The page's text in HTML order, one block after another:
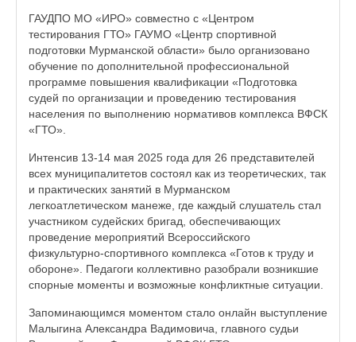
ГАУДПО МО «ИРО» совместно с «Центром
тестирования ГТО» ГАУМО «Центр спортивной
подготовки Мурманской области» было организовано
обучение по дополнительной профессиональной
программе повышения квалификации «Подготовка
судей по организации и проведению тестирования
населения по выполнению нормативов комплекса ВФСК
«ГТО».
Интенсив 13-14 мая 2025 года для 26 представителей
всех муниципалитетов состоял как из теоретических, так
и практических занятий в Мурманском
легкоатлетическом манеже, где каждый слушатель стал
участником судейских бригад, обеспечивающих
проведение мероприятий Всероссийского
физкультурно-спортивного комплекса «Готов к труду и
обороне». Педагоги коллективно разобрали возникшие
спорные моменты и возможные конфликтные ситуации.
Запоминающимся моментом стало онлайн выступление
Малыгина Александра Вадимовича, главного судьи